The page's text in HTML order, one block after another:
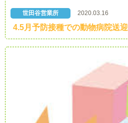
世田谷営業所 2020.03.16
4.5月予防接種での動物病院送迎